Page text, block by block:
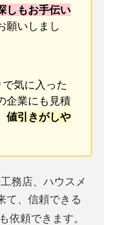
しもお手伝い
願いしまし
気に入った
企業にも見積
値引きがしや
務店、ハウスメ
て、信頼できる
依頼できます。